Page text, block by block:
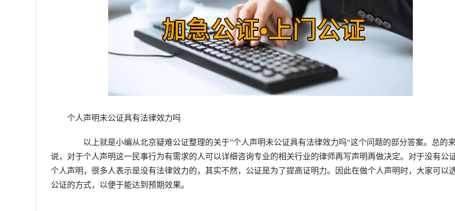
个人声明未公证具有法律效力吗
以上就是小编从北京疑难公证整理的关于”个人声明未公证具有法律效力吗“这个问题的部分答案。总的
说，对于个人声明这一民事行为有需求的人可以详细咨询专业的相关行业的律师再写声明再做决定。对于没有公
个人声明，很多人表示是没有法律效力的，其实不然，公证是为了提高证明力。因此在做个人声明时，大家可以
公证的方式，以便于能达到预期效果。